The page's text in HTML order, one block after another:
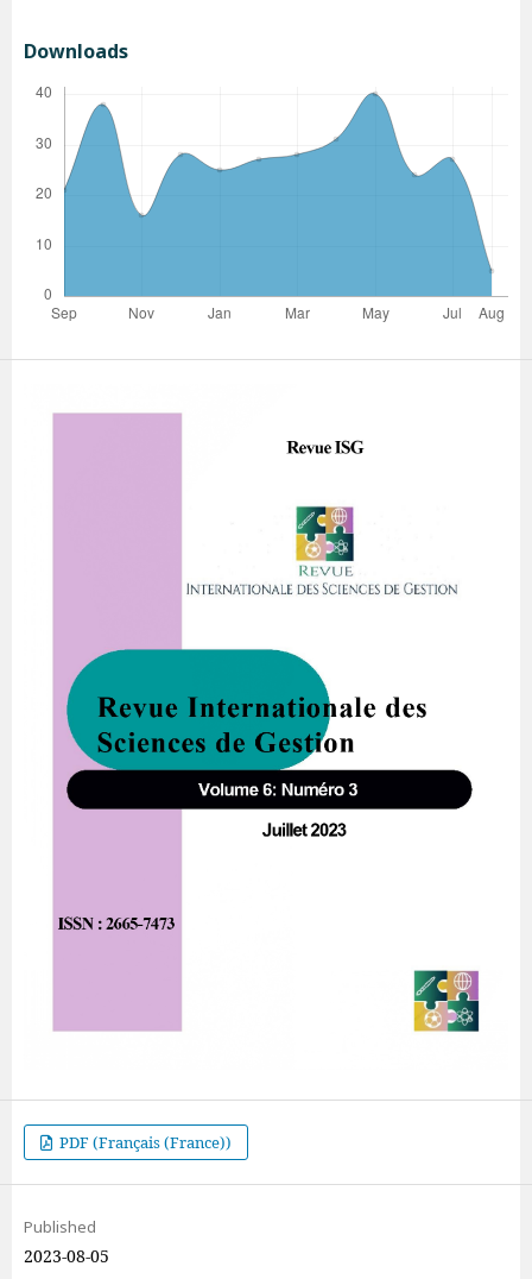
Downloads
PDF (Français (France))
Published
2023-08-05